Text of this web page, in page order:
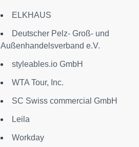
ELKHAUS
Deutscher Pelz- Groß- und
Außenhandelsverband e.V.
styleables.io GmbH
WTA Tour, Inc.
SC Swiss commercial GmbH
Leila
Workday